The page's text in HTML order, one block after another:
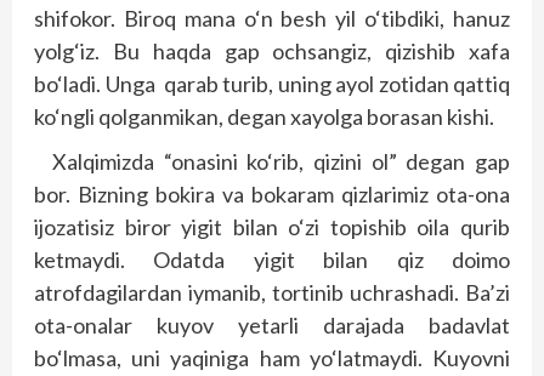
shifokor. Biroq mana o‘n besh yil o‘tibdiki, hanuz
yolg‘iz. Bu haqda gap ochsangiz, qizishib xafa
bo‘ladi. Unga qarab turib, uning ayol zotidan qattiq
ko‘ngli qolganmikan, degan xayolga borasan kishi.
Xalqimizda “onasini ko‘rib, qizini ol” degan gap
bor. Bizning bokira va bokaram qizlarimiz ota-ona
ijozatisiz biror yigit bilan o‘zi topishib oila qurib
ketmaydi. Odatda yigit bilan qiz doimo
atrofdagilardan iymanib, tortinib uchrashadi. Ba’zi
ota-onalar kuyov yetarli darajada badavlat
bo‘lmasa, uni yaqiniga ham yo‘latmaydi. Kuyovni